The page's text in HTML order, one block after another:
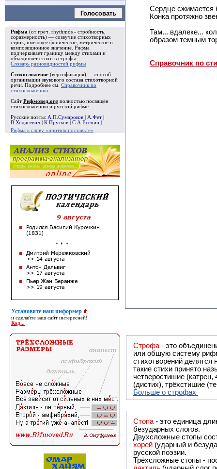
Голосовать
Рифма (от греч. rhythmós - стройность,
соразмерность) — созвучие стихотворных
строк, имеющее фоническое, метрическое и
композиционное значение. Рифма
подчёркивает границу между стихами и
объединяет стихи в строфы
Словарь разновидностей рифмы
Стихосложение (версификация) — способ
организации звукового состава стихотворной
речи. Подробнее см. Справочник по
стихосложению
Сайт Рифмовед.org полностью посвящён
стихосложению и русской рифме.
Русские поэты: А.П.Сумароков А.Фет
В.Ходасевич
К.Прутков С.А.Есенин
Рифма к слову «противопоставьте»
Установите наш информер
и сделайте ваш сайт интересней!
Код...
Сердце сжимается
Конка протяжно
Там... вдалеке...
образом темным
Справочник по
Строфа - это объединение двух
или общую систему рифм, и регулярно или периодически
стихотворений делятся на строфы и т.о. являются строфическими.
такие стихи принято называть астрофическими. Самая популярная строфа в русской поэзии -
четверостишие
(дистих), трёхстишие
Больше о строфах
Стопа - это единица
безударных слогов.
Двухсложные стопы
хорей (ударный и
русской поэзии.
Трёхсложные стопы -